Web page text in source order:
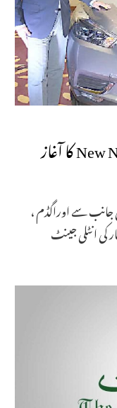
کی جانب سے اوراگڈم ،
کی انٹلی جینٹ